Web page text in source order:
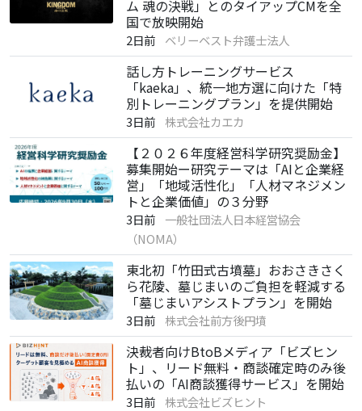
ム 魂の決戦」とのタイアップCMを全
国で放映開始
2日前 ベリーベスト弁護士法人
話し方トレーニングサービス
「kaeka」、統一地方選に向けた「特
別トレーニングプラン」を提供開始
3日前 株式会社カエカ
【２０２６年度経営科学研究奨励金】
募集開始ー研究テーマは「AIと企業経
営」「地域活性化」「人材マネジメン
トと企業価値」の３分野
3日前
一般社団法人日本経営協会
（NOMA）
東北初「竹田式古墳墓」おおさきさく
ら花陵、墓じまいのご負担を軽減する
「墓じまいアシストプラン」を開始
3日前 株式会社前方後円墳
決裁者向けBtoBメディア「ビズヒン
ト」、リード無料・商談確定時のみ後
払いの「AI商談獲得サービス」を開始
3日前 株式会社ビズヒント